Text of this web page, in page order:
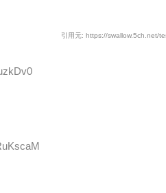
引用元: https://swallow.5ch.net/